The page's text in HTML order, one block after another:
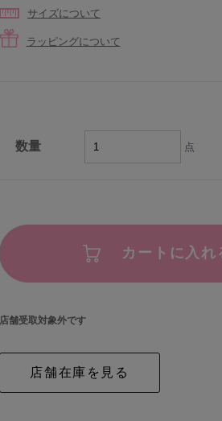
サイズについて
ラッピングについて
数量 点
カートに入れ
店舗受取対象外です